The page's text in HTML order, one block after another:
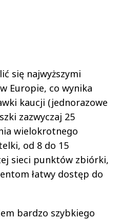
się najwyższymi
Europie, co wynika
kaucji (jednorazowe
zazwyczaj 25
wielokrotnego
od 8 do 15
sieci punktów zbiórki,
łatwy dostęp do
bardzo szybkiego